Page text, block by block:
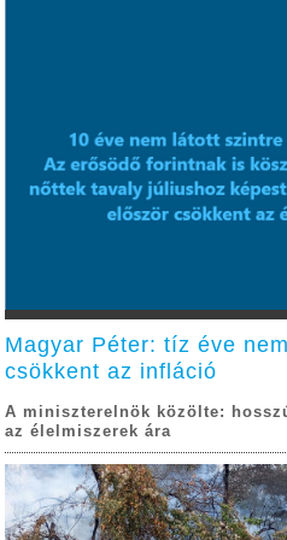
Magyar Péter: tíz éve
csökkent az infláció
A miniszterelnök közölte:
az élelmiszerek ára